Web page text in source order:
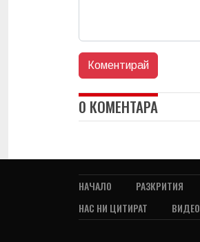
0 КОМЕНТАРА
НАЧАЛО РАЗКРИТИЯ
НАС НИ ЦИТИРАТ
ВИДЕО